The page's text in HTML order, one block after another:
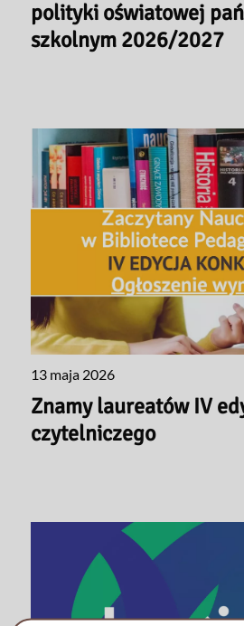
polityki oświatowej
szkolnym 2026/2027
13 maja 2026
Znamy laureatów IV
czytelniczego